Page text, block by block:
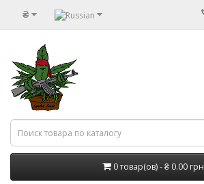
₴
0 товар(ов) - ₴ 0.00 грн